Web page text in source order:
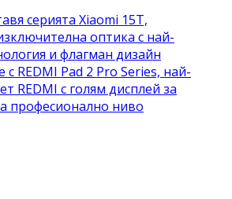
серията Xiaomi 15T,
оптика с най-
и флагман дизайн
с REDMI Pad 2 Pro Series, най-
REDMI с голям дисплей за
професионално ниво